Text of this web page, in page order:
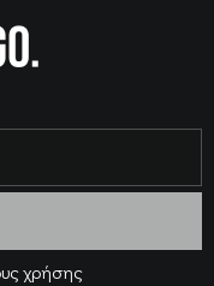
χρήσης